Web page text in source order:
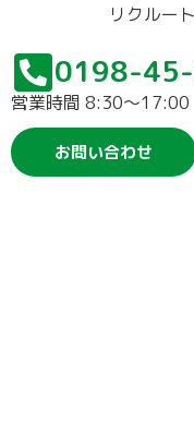
リクルート
0198-
営業時間 8:30〜17:00
お問い合わせ